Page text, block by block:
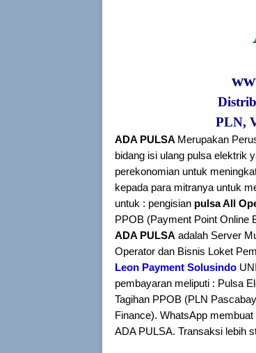
PLN,
ADA PULSA Merupakan
bidang isi ulang pulsa elektrik
perekonomian untuk
kepada para mitranya untuk
untuk : pengisian pulsa All
PPOB (Payment Point Online
ADA PULSA adalah Server
Operator dan Bisnis Loket
Leon Payment Solusindo
pembayaran meliputi : Pulsa
Tagihan PPOB (PLN
Finance). WhatsApp
ADA PULSA. Transaksi lebih